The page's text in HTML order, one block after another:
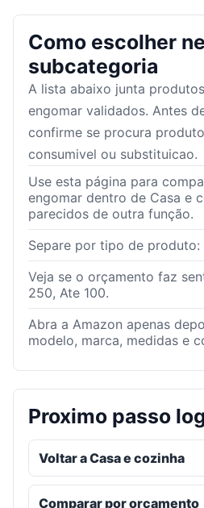
Como escolher
subcategoria
A lista abaixo junta
engomar validados. Antes
confirme se procura
consumivel ou substituicao.
Use esta página para
engomar dentro de Casa e
parecidos de outra função.
Separe por tipo de produto:
Veja se o orçamento faz
250, Ate 100.
Abra a Amazon apenas
modelo, marca, medidas e
Proximo passo
Voltar a Casa e cozinha
Comparar por orçamento